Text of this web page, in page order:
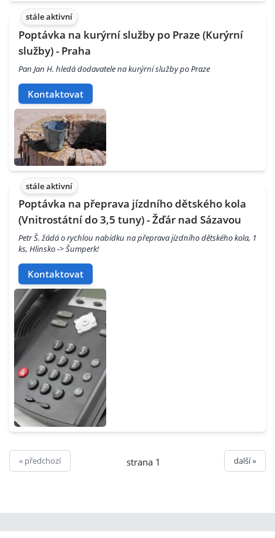
stále aktivní
Poptávka na kurýrní služby po Praze (Kurýrní
služby) - Praha
Pan Jan H. hledá dodavatele na kurýrní služby po Praze
Kontaktovat
stále aktivní
Poptávka na přeprava jízdního dětského kola
(Vnitrostátní do 3,5 tuny) - Žďár nad Sázavou
Petr Š. žádá o rychlou nabídku na přeprava jízdního dětského kola, 1
ks, Hlinsko -> Šumperk!
Kontaktovat
« předchozí strana 1 další »